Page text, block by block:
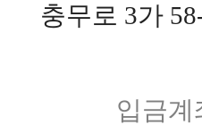
충무로 3가
입금계